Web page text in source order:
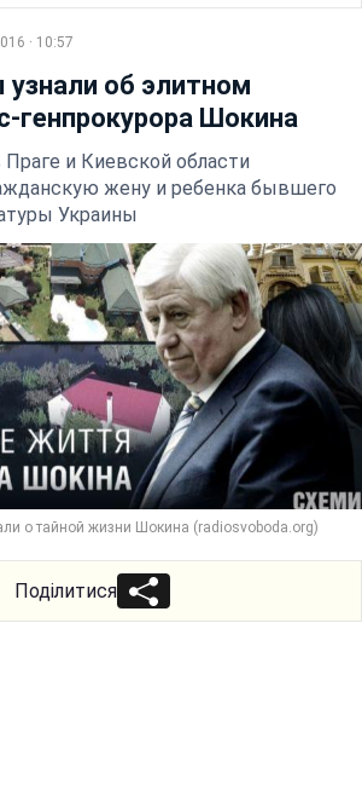
· 10:57
об элитном
генпрокурора Шокина
и Киевской области
жену и ребенка бывшего
Украины
о тайной жизни Шокина (radiosvoboda.org)
Поділитися